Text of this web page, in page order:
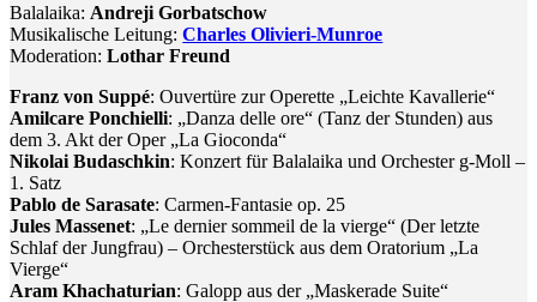
Balalaika: Andreji Gorbatschow
Musikalische Leitung:Charles Olivieri-Munroe
Moderation:Lothar Freund
Franz von Suppé: Ouvertüre zur Operette „Leichte Kavallerie“
Amilcare Ponchielli: „Danza delle ore“ (Tanz der Stunden) aus
dem 3. Akt der Oper „La Gioconda“
Nikolai Budaschkin: Konzert für Balalaika und Orchester g-Moll –
1. Satz
Pablo de Sarasate: Carmen-Fantasie op. 25
Jules Massenet: „Le dernier sommeil de la vierge“ (Der letzte
Schlaf der Jungfrau) – Orchesterstück aus dem Oratorium „La
Vierge“
Aram Khachaturian: Galopp aus der „Maskerade Suite“